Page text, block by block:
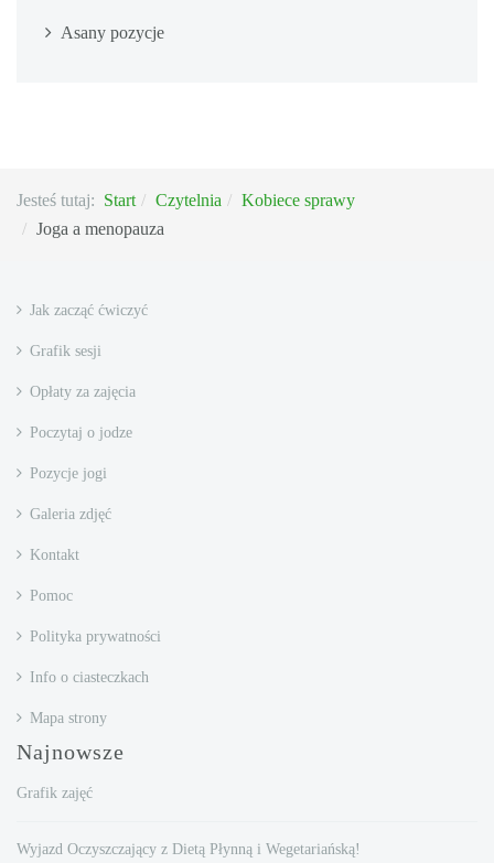
Asany pozycje
Jesteś tutaj: Start Czytelnia
Kobiece sprawy
Joga a menopauza
Jak zacząć ćwiczyć
Grafik sesji
Opłaty za zajęcia
Poczytaj o jodze
Pozycje jogi
Galeria zdjęć
Kontakt
Pomoc
Polityka prywatności
Info o ciasteczkach
Mapa strony
Najnowsze
Grafik zajęć
Wyjazd Oczyszczający z Dietą Płynną i Wegetariańską!